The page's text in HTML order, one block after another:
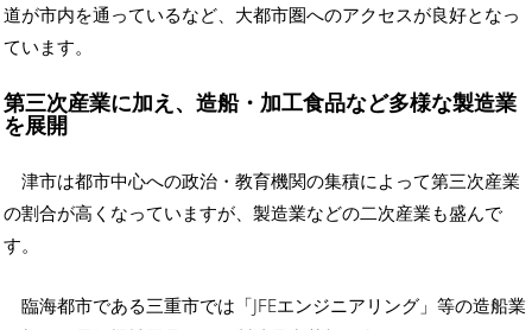
道が市内を通っているなど、大都市圏へのアクセスが良好となっ
ています。
第三次産業に加え、造船・加工食品など多様な製造業
を展開
津市は都市中心への政治・教育機関の集積によって第三次産業
の割合が高くなっていますが、製造業などの二次産業も盛んで
す。
臨海都市である三重市では「JFEエンジニアリング」等の造船業